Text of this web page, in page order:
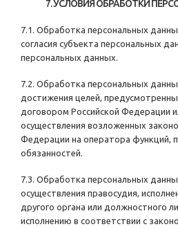
7. УСЛОВИЯ ОБРАБОТКИ
7.1. Обработка персональных
согласия субъекта персональных
персональных данных.
7.2. Обработка персональных
достижения целей,
договором Российской Федерации
осуществления возложенных
Федерации на оператора функций,
обязанностей.
7.3. Обработка персональных
осуществления правосудия,
другого органа или должностного
исполнению в соответствии с